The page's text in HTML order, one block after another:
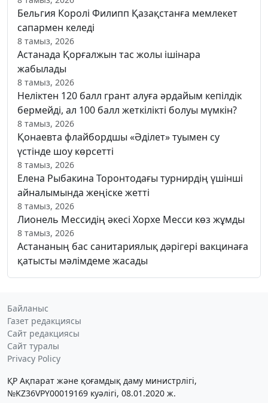
Бельгия Королі Филипп Қазақстанға мемлекет
сапармен келеді
8 тамыз, 2026
Астанада Қорғалжын тас жолы ішінара
жабылады
8 тамыз, 2026
Неліктен 120 балл грант алуға әрдайым кепілдік
бермейді, ал 100 балл жеткілікті болуы мүмкін?
8 тамыз, 2026
Қонаевта флайбордшы «Әділет» туымен су
үстінде шоу көрсетті
8 тамыз, 2026
Елена Рыбакина Торонтодағы турнирдің үшінші
айналымында жеңіске жетті
8 тамыз, 2026
Лионель Мессидің әкесі Хорхе Месси көз жұмды
8 тамыз, 2026
Астананың бас санитариялық дәрігері вакцинаға
қатысты мәлімдеме жасады
Байланыс
Газет редакциясы
Сайт редакциясы
Сайт туралы
Privacy Policy
ҚР Ақпарат және қоғамдық даму министрлігі,
№KZ36VPY00019169 куәлігі, 08.01.2020 ж.